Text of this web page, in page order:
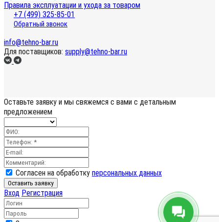
Правила эксплуатации и ухода за товаром
+7 (499) 325-85-01
Обратный звонок
info@tehno-bar.ru
Для поставщиков: supply@tehno-bar.ru
Оставьте заявку и мы свяжемся с вами с детальным
предложением
Согласен на обработку персональных данных
Оставить заявку
Вход Регистрация